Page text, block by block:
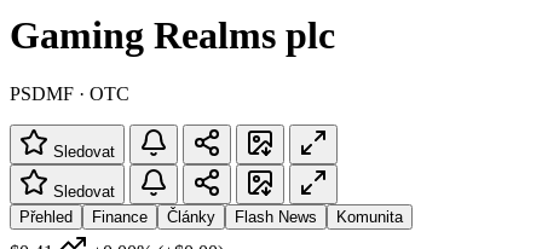
Gaming Realms plc
PSDMF · OTC
Sledovat
Sledovat
Přehled
Finance Články Flash News Komunita